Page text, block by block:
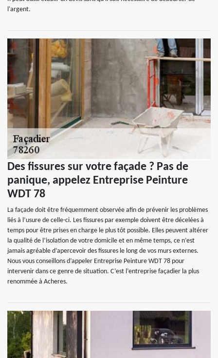
l'argent.
Des fissures sur votre façade ? Pas de
panique, appelez Entreprise Peinture
WDT 78
La façade doit être fréquemment observée afin de prévenir les problèmes
liés à l’usure de celle-ci. Les fissures par exemple doivent être décelées à
temps pour être prises en charge le plus tôt possible. Elles peuvent altérer
la qualité de l’isolation de votre domicile et en même temps, ce n’est
jamais agréable d’apercevoir des fissures le long de vos murs externes.
Nous vous conseillons d’appeler Entreprise Peinture WDT 78 pour
intervenir dans ce genre de situation. C’est l’entreprise façadier la plus
renommée à Acheres.